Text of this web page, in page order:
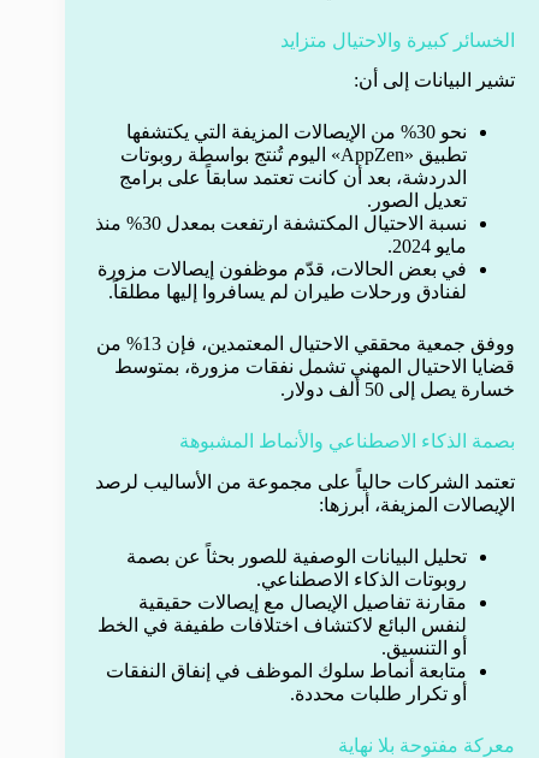
الخسائر كبيرة والاحتيال متزايد
تشير البيانات إلى أن:
نحو 30% من الإيصالات المزيفة التي يكتشفها
تطبيق «AppZen» اليوم تُنتج بواسطة روبوتات
الدردشة، بعد أن كانت تعتمد سابقاً على برامج
تعديل الصور.
نسبة الاحتيال المكتشفة ارتفعت بمعدل 30% منذ
مايو 2024.
في بعض الحالات، قدّم موظفون إيصالات مزورة
لفنادق ورحلات طيران لم يسافروا إليها مطلقاً.
ووفق جمعية محققي الاحتيال المعتمدين، فإن 13% من
قضايا الاحتيال المهني تشمل نفقات مزورة، بمتوسط
خسارة يصل إلى 50 ألف دولار.
بصمة الذكاء الاصطناعي والأنماط المشبوهة
تعتمد الشركات حالياً على مجموعة من الأساليب لرصد
الإيصالات المزيفة، أبرزها:
تحليل البيانات الوصفية للصور بحثاً عن بصمة
روبوتات الذكاء الاصطناعي.
مقارنة تفاصيل الإيصال مع إيصالات حقيقية
لنفس البائع لاكتشاف اختلافات طفيفة في الخط
أو التنسيق.
متابعة أنماط سلوك الموظف في إنفاق النفقات
أو تكرار طلبات محددة.
معركة مفتوحة بلا نهاية